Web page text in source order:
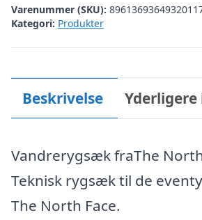
Varenummer (SKU):
Kategori: Produkter
Beskrivelse
Vandrerygsæk fraThe
Teknisk rygsæk til de
The North Face.